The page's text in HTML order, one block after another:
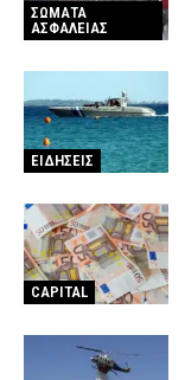
ΣΩΜΑΤΑ
ΑΣΦΑΛΕΙΑΣ
ΕΙΔΗΣΕΙΣ
CAPITAL